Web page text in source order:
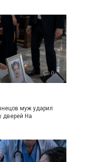
0
муж ударил
дверей На